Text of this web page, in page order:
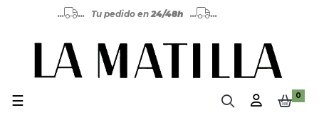
... ... Tu pedido en24/48h...
Navegación de palanca
☰ 0